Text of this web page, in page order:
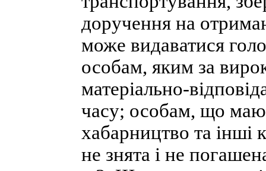
доручення на
може видаватися
особам, яким за
матеріально-
часу; особам, що
хабарництво та інші
не знята і не